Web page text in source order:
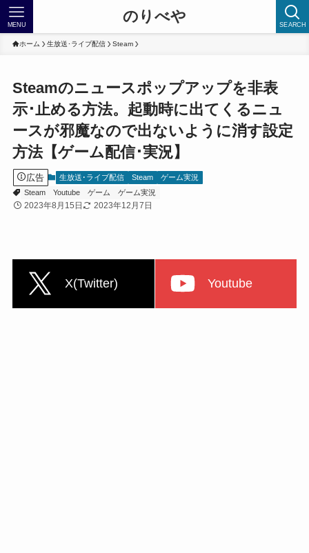
のりべや SEARCH
MENU
ホーム 生放送･ライブ配信 Steam
Steamのニュースポップアップを非表
示･止める方法。起動時に出てくるニュ
ースが邪魔なので出ないように消す設定
方法【ゲーム配信･実況】
広告 生放送･ライブ配信 Steam
ゲーム実況
Steam
Youtube ゲーム ゲーム実況
2023年8月15日 2023年12月7日
X(Twitter) Youtube